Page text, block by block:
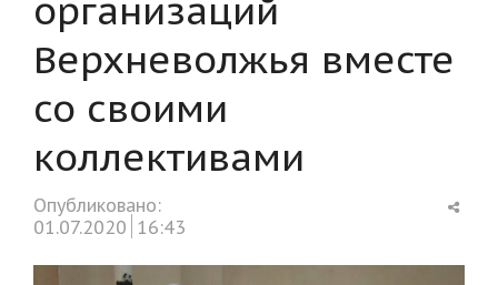
Верхневолжья вместе
со своими
коллективами
Опубликовано:
01.07.2020 16:43